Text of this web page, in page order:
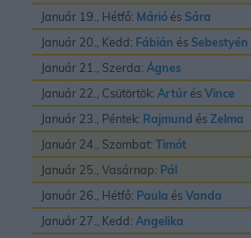
Január 19., Hétfő: Márió és Sára
Január 20., Kedd: Fábián és Sebestyén
Január 21., Szerda: Ágnes
Január 22., Csütörtök: Artúr ésVince
Január 23., Péntek: Rajmund ésZelma
Január 24., Szombat: Timót
Január 25., Vasárnap: Pál
Január 26., Hétfő: Paula ésVanda
Január 27., Kedd: Angelika